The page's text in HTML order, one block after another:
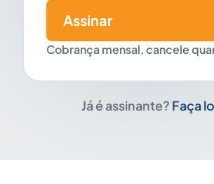
Cobrança mensal, cancele
Assinar
Já é assinante? Faça